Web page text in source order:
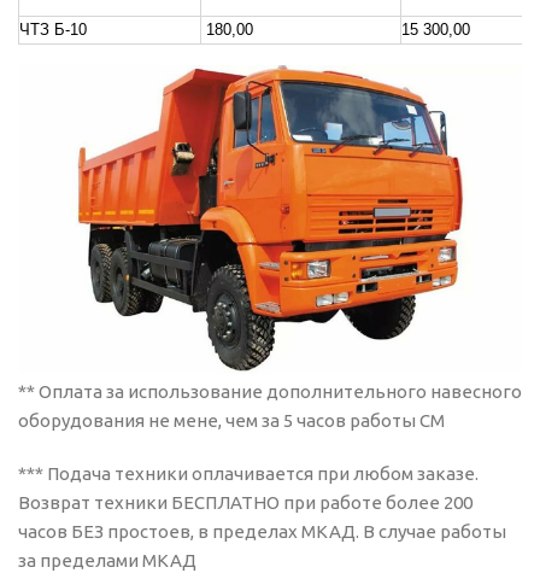
ЧТЗ Б-10 180,00 15 300,00
** Оплата за использование дополнительного навесного
оборудования не мене, чем за 5 часов работы СМ
*** Подача техники оплачивается при любом заказе.
Возврат техники БЕСПЛАТНО при работе более 200
часов БЕЗ простоев, в пределах МКАД. В случае работы
за пределами МКАД